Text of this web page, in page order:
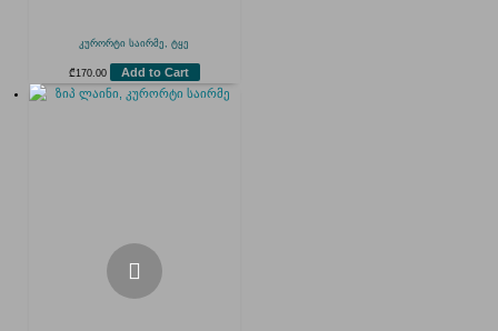
კურორტი საირმე, ტყე
₾ 170.00 Add to Cart